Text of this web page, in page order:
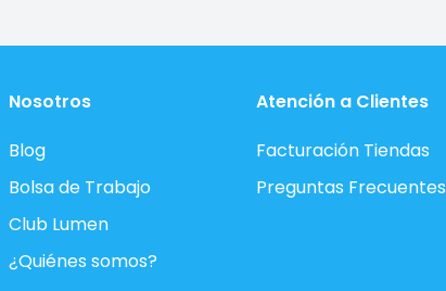
Nosotros
Blog
Bolsa de Trabajo
Club Lumen
¿Quiénes somos?
Atención a Clientes
Facturación Tiendas
Preguntas Frecuentes